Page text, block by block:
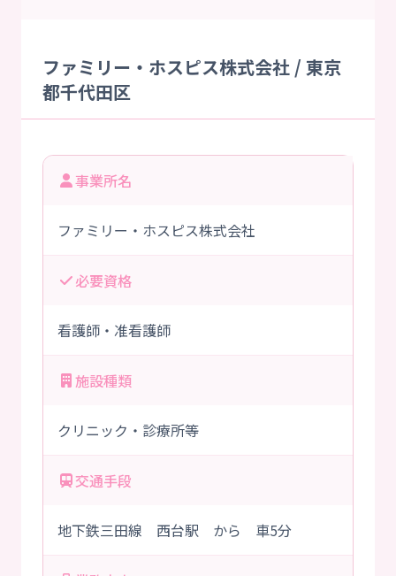
ファミリー・ホスピス株式会社 / 東京
都千代田区
事業所名
ファミリー・ホスピス株式会社
必要資格
看護師・准看護師
施設種類
クリニック・診療所等
交通手段
地下鉄三田線 西台駅 から 車5分